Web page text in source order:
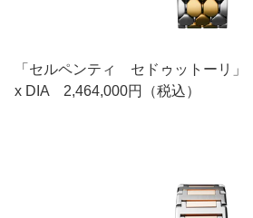
「セルペンティ セドゥットーリ
x DIA 2,464,000円（税込）